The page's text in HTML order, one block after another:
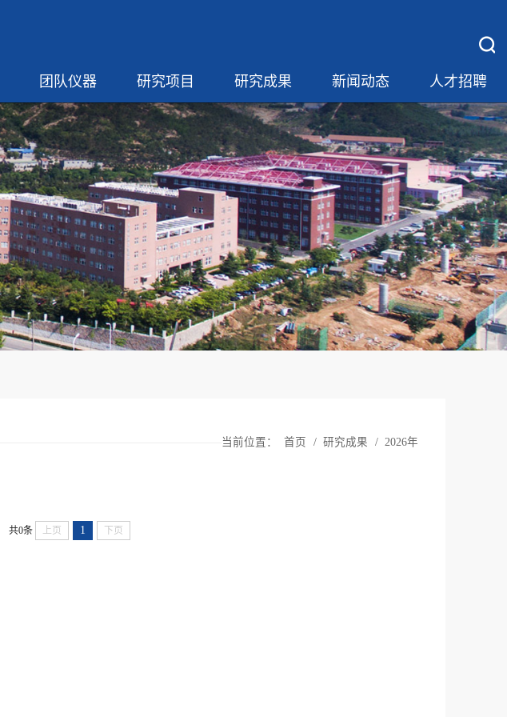
团队仪器 研究项目 研究成果 新闻动态 人才招聘
当前位置： 首页 / 研究成果 / 2026年
共0条 上页 1 下页